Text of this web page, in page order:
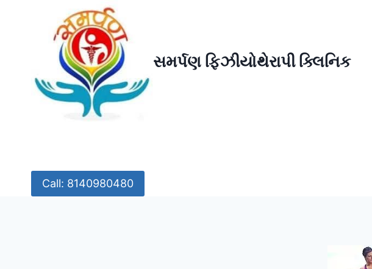
સમર્પણ ફિઝીયોથેરાપી ક્લિનિક
Call: 8140980480